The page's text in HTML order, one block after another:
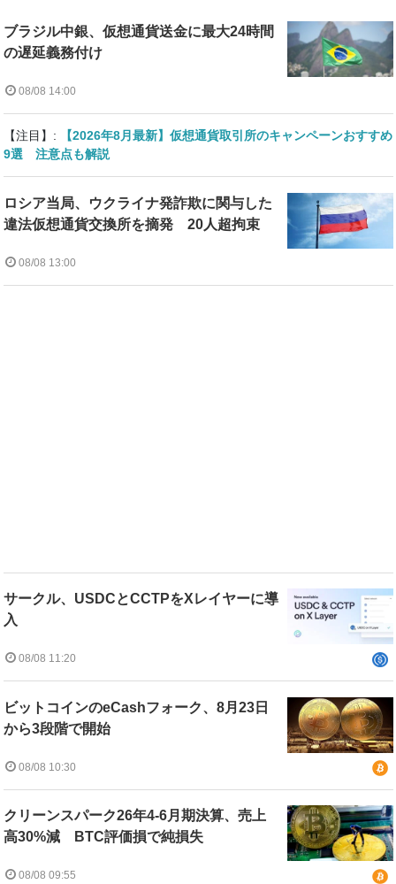
ブラジル中銀、仮想通貨送金に最大24時間
の遅延義務付け
08/08 14:00
【注目】:
【2026年8月最新】仮想通貨取引所のキャンペーンおすすめ
9選 注意点も解説
ロシア当局、ウクライナ発詐欺に関与した
違法仮想通貨交換所を摘発 20人超拘束
08/08 13:00
サークル、USDCとCCTPをXレイヤーに導
入
08/08 11:20
ビットコインのeCashフォーク、8月23日
から3段階で開始
08/08 10:30
クリーンスパーク26年4-6月期決算、売上
高30%減 BTC評価損で純損失
08/08 09:55